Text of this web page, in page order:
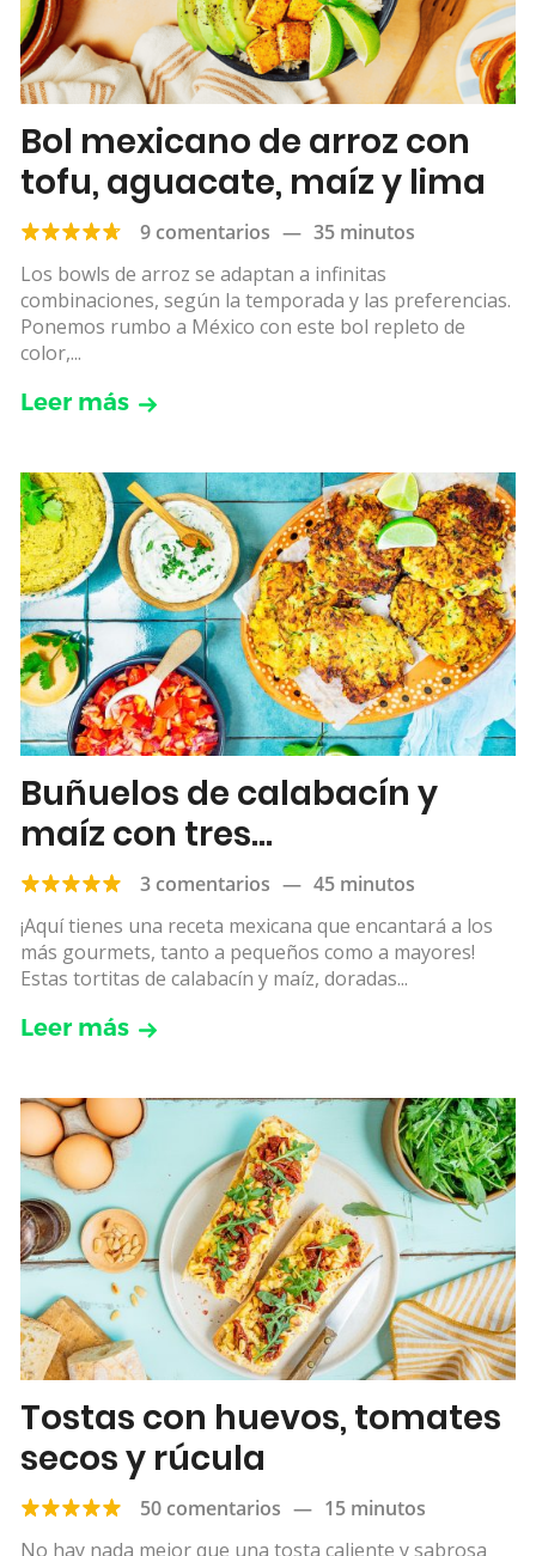
Bol mexicano de arroz con
tofu, aguacate, maíz y lima
9 comentarios — 35 minutos
Los bowls de arroz se adaptan a infinitas
combinaciones, según la temporada y las preferencias.
Ponemos rumbo a México con este bol repleto de
color,...
Leer más
Buñuelos de calabacín y
maíz con tres
acompañamientos
3 comentarios — 45 minutos
¡Aquí tienes una receta mexicana que encantará a los
más gourmets, tanto a pequeños como a mayores!
Estas tortitas de calabacín y maíz, doradas...
Leer más
Tostas con huevos, tomates
secos y rúcula
50 comentarios — 15 minutos
No hay nada mejor que una tosta caliente y sabrosa